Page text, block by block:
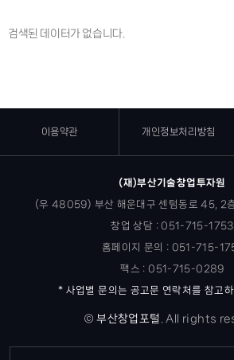
검색된 데이터가 없습니다.
이용약관 개인정보처리방침
(재)부산기술창업투자원
(우 48059) 부산 해운대구 센텀동로 45, 2
창업 상담 : 051-715-1753
홈페이지 문의 : 051-715-
팩스 : 051-715-0289
* 사업별 문의는 공고문 연락처를 참고
©부산창업포털 All rights